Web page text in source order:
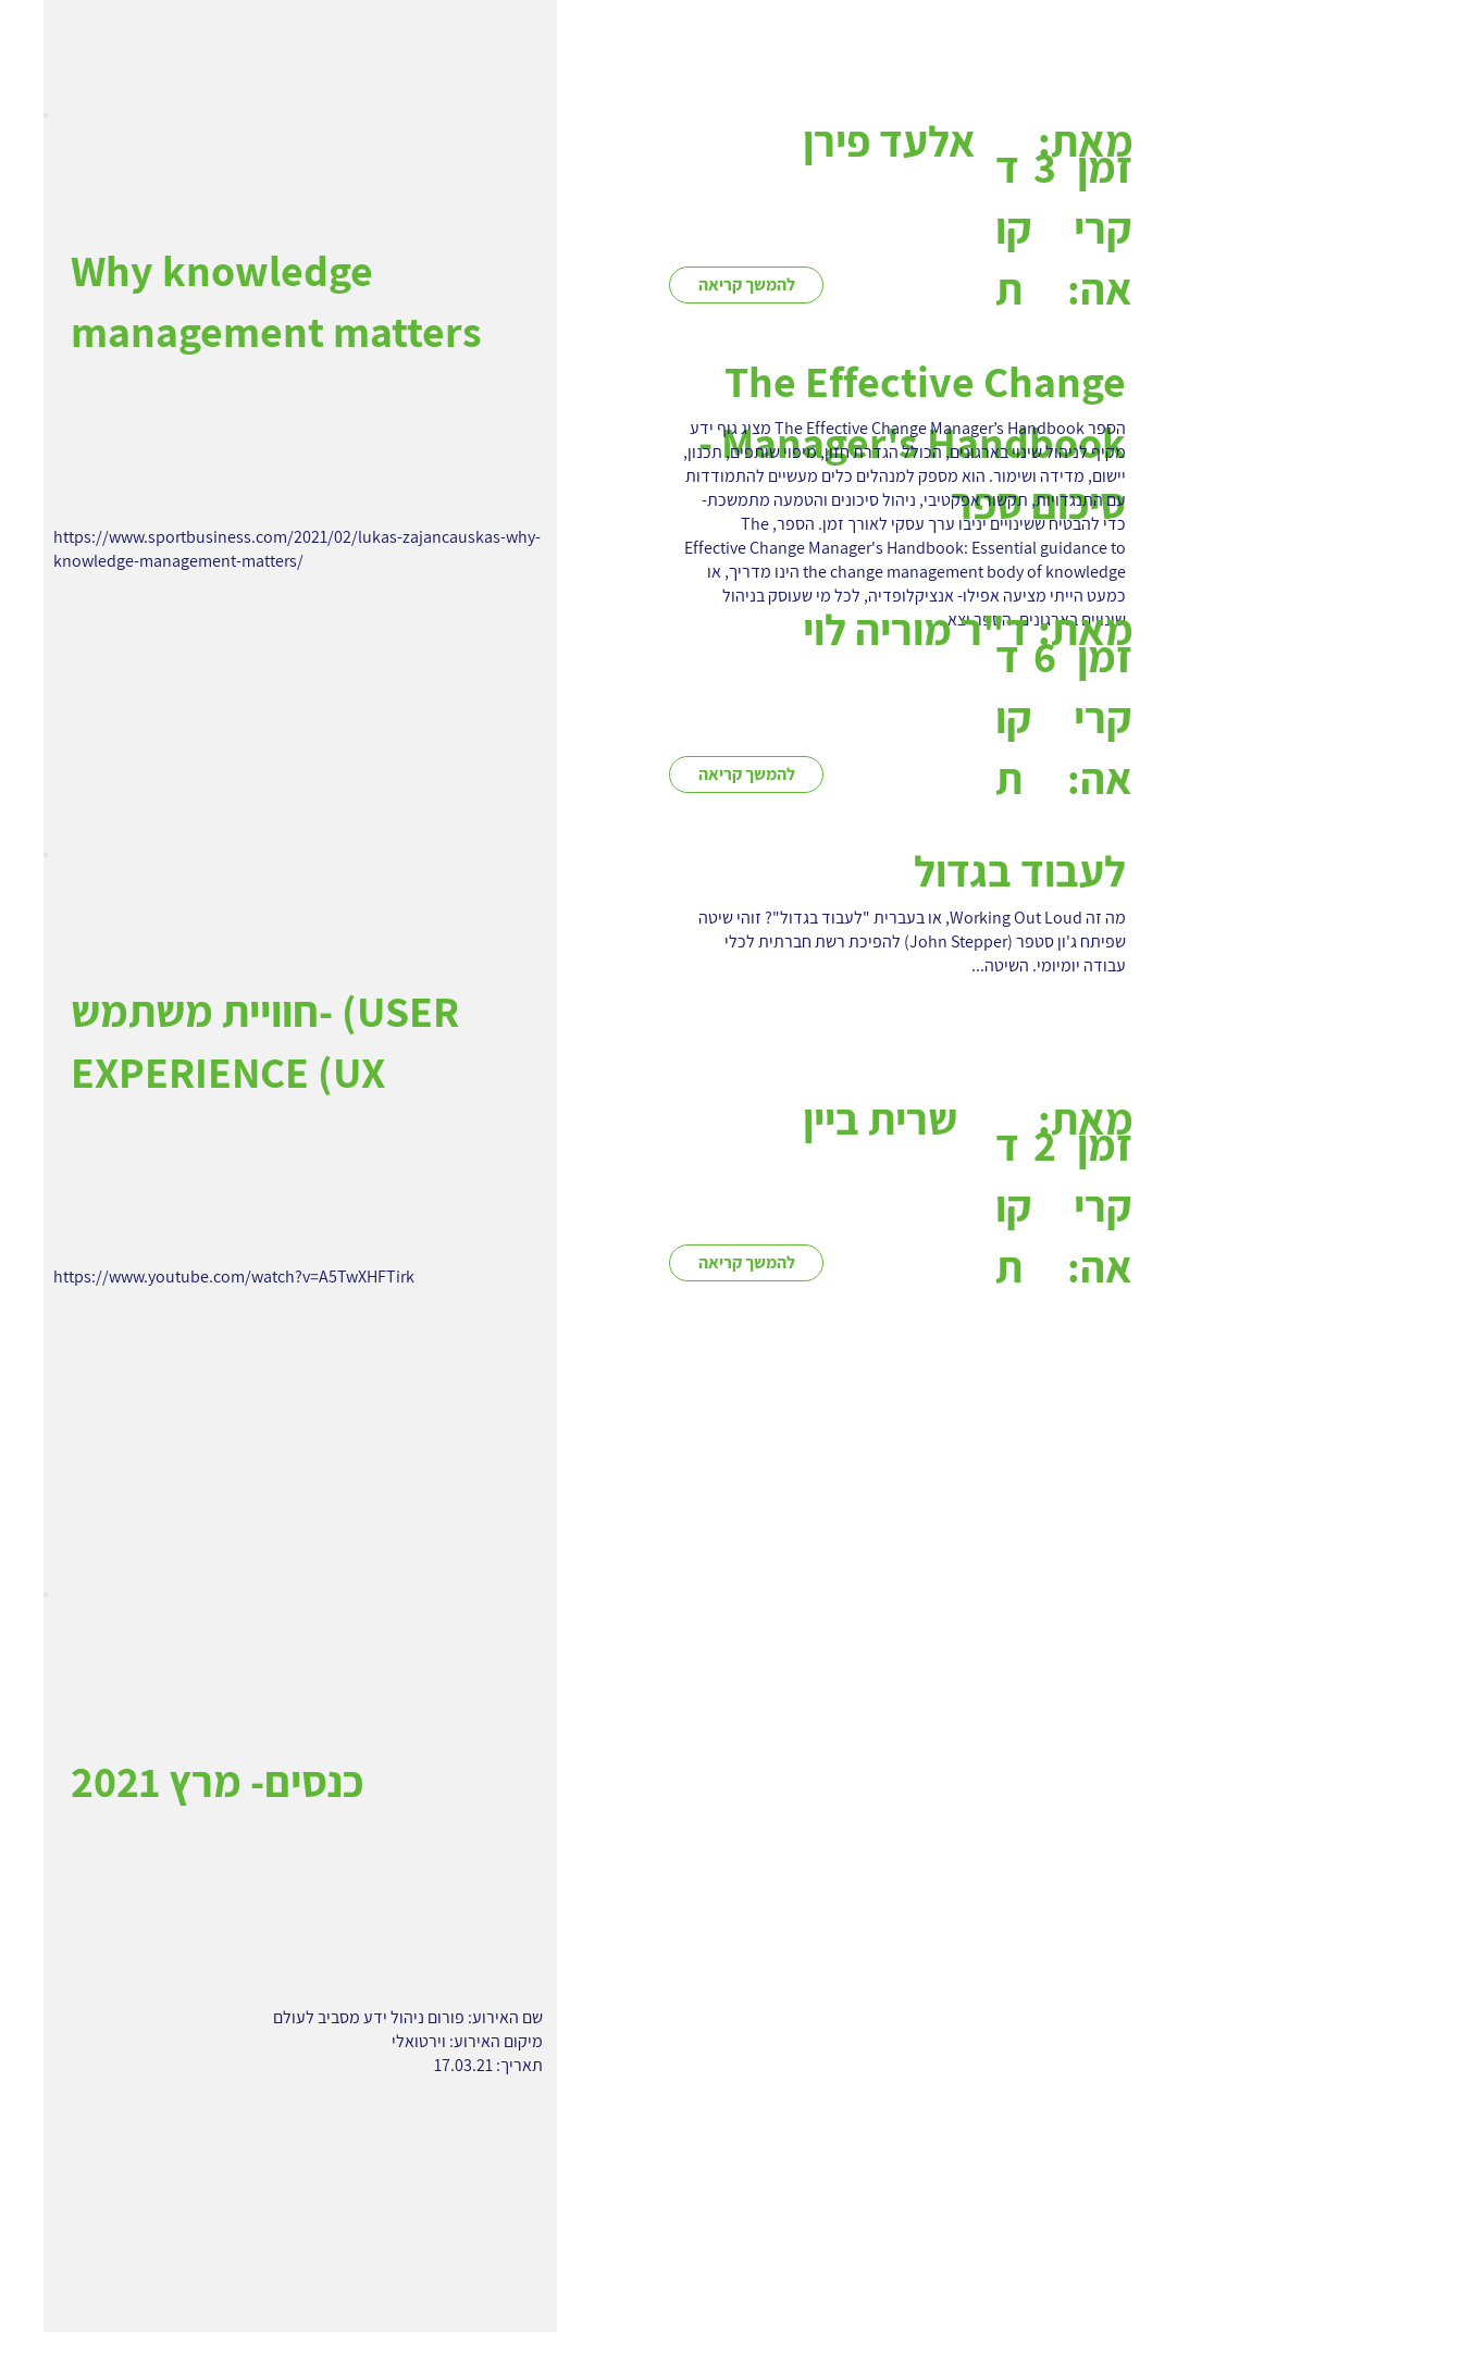
אלעד פירן מאת:
להמשך קריאה
ד
קו
ת
זמן
קרי
אה:
3
The Effective Change
Manager's Handbook -
סיכום ספר
הספר The Effective Change Manager’s Handbook מציג גוף ידע
מקיף לניהול שינוי בארגונים, הכולל הגדרת חזון, מיפוי שותפים, תכנון,
יישום, מדידה ושימור. הוא מספק למנהלים כלים מעשיים להתמודדות
עם התנגדויות, תקשור אפקטיבי, ניהול סיכונים והטמעה מתמשכת-
כדי להבטיח ששינויים יניבו ערך עסקי לאורך זמן. הספר, The
Effective Change Manager's Handbook: Essential guidance to
the change management body of knowledge הינו מדריך, או
כמעט הייתי מציעה אפילו- אנציקלופדיה, לכל מי שעוסק בניהול
שינויים בארגונים. הספר יצא...ד"ר מוריה לוימאת:
להמשך קריאה
ד
קו
ת
זמן
קרי
אה:
6
לעבוד בגדול
מה זה Working Out Loud, או בעברית "לעבוד בגדול"? זוהי שיטה
שפיתח ג'ון סטפר (John Stepper) להפיכת רשת חברתית לכלי
עבודה יומיומי. השיטה...
שרית ביין מאת:
להמשך קריאה
ד
קו
ת
זמן
קרי
אה:
2
Why knowledge
management matters
https://www.sportbusiness.com/2021/02/lukas-zajancauskas-why-
knowledge-management-matters/
חוויית משתמש- (USER
EXPERIENCE (UX
https://www.youtube.com/watch?v=A5TwXHFTirk
כנסים- מרץ 2021
שם האירוע: פורום ניהול ידע מסביב לעולם
מיקום האירוע: וירטואלי
תאריך: 17.03.21